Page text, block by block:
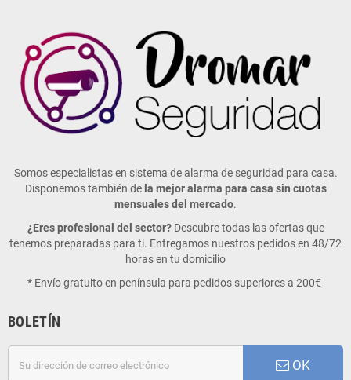
Somos especialistas en sistema de alarma de seguridad para casa.
Disponemos también de la mejor alarma para casa sin cuotas
mensuales del mercado.
¿Eres profesional del sector? Descubre todas las ofertas que
tenemos preparadas para ti. Entregamos nuestros pedidos en 48/72
horas en tu domicilio
* Envío gratuito en península para pedidos superiores a 200€
BOLETÍN
OK